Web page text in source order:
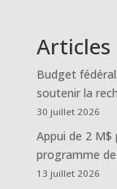
Articles
Budget
soutenir la
30 juillet 2026
Appui de 2
programme de
13 juillet 2026